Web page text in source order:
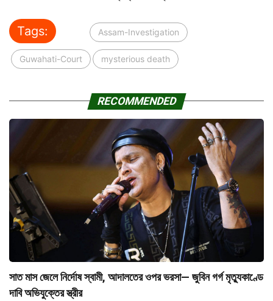
Tags: Assam-Investigation
Guwahati-Court mysterious death
RECOMMENDED
সাত মাস জেলে নির্দোষ স্বামী, আদালতের ওপর ভরসা— জুবিন গর্গ মৃত্যুকাণ্ডে
দাবি অভিযুক্তের স্ত্রীর